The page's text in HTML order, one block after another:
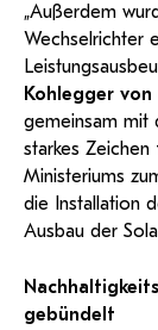
„Außerdem
Wechselrichter
Kohlegger von
gemeinsam mit
starkes
Ministeriums
die Installation
Ausbau der
gebündelt